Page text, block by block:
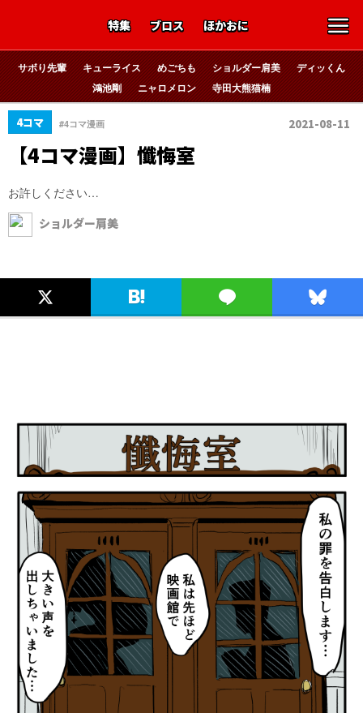
特集 ブロス ほかおに
サボり先輩 キューライス めごちも ショルダー肩美
ディッくん
鴻池剛
ニャロメロン 寺田大熊猫楠
4コマ #4コマ漫画 2021-08-11
【4コマ漫画】懺悔室
お許しください…
ショルダー肩美